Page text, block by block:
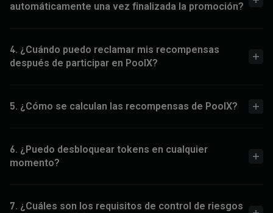
automáticamente una vez finalizada la promoción?
4. ¿Cuándo puedo reclamar mis recompensas
después de participar en PoolX?
5. ¿Cómo se calculan las recompensas de PoolX?
6. ¿Puedo desbloquear tokens en cualquier
momento?
7. ¿Cuáles son los requisitos de control de riesgos